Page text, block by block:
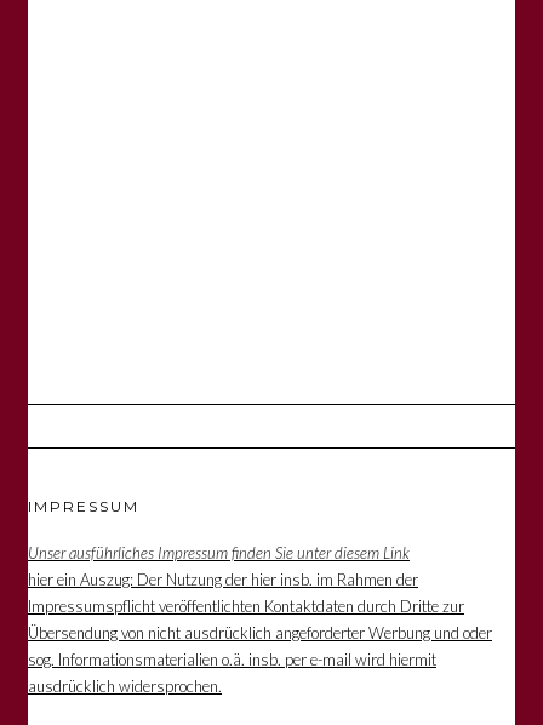
IMPRESSUM
Unser ausführliches Impressum finden Sie unter diesem Link
hier ein Auszug: Der Nutzung der hier insb. im Rahmen der
Impressumspflicht veröffentlichten Kontaktdaten durch Dritte zur
Übersendung von nicht ausdrücklich angeforderter Werbung und oder
sog. Informationsmaterialien o.ä. insb. per e-mail wird hiermit
ausdrücklich widersprochen.